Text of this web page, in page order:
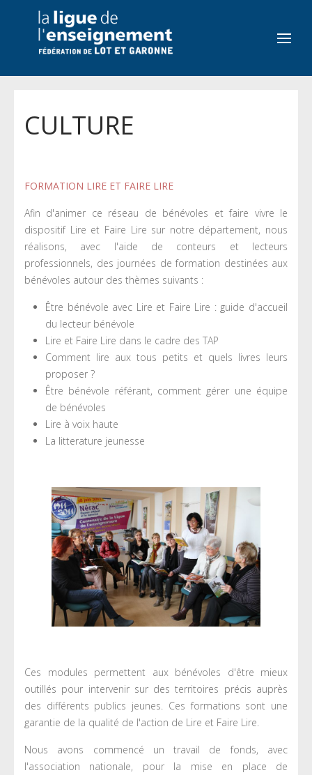
CULTURE
FORMATION LIRE ET FAIRE LIRE
Afin d'animer ce réseau de bénévoles et faire vivre le
dispositif Lire et Faire Lire sur notre département, nous
réalisons, avec l'aide de conteurs et lecteurs
professionnels, des journées de formation destinées aux
bénévoles autour des thèmes suivants :
Être bénévole avec Lire et Faire Lire : guide d'accueil
du lecteur bénévole
Lire et Faire Lire dans le cadre des TAP
Comment lire aux tous petits et quels livres leurs
proposer ?
Être bénévole référant, comment gérer une équipe
de bénévoles
Lire à voix haute
La litterature jeunesse
Ces modules permettent aux bénévoles d'être mieux
outillés pour intervenir sur des territoires précis auprès
des différents publics jeunes. Ces formations sont une
garantie de la qualité de l'action de Lire et Faire Lire.
Nous avons commencé un travail de fonds, avec
l'association nationale, pour la mise en place de